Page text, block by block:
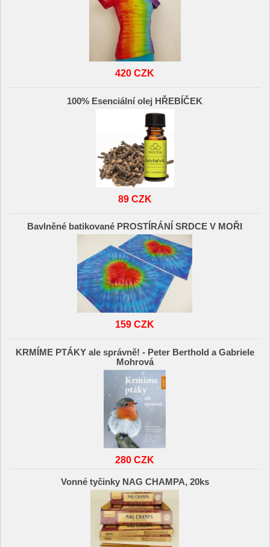
420 CZK
100% Esenciální olej HŘEBÍČEK
89 CZK
Bavlněné batikované PROSTÍRÁNÍ SRDCE V MOŘI
159 CZK
KRMÍME PTÁKY ale správně! - Peter Berthold a Gabriele
Mohrová
280 CZK
Vonné tyčinky NAG CHAMPA, 20ks